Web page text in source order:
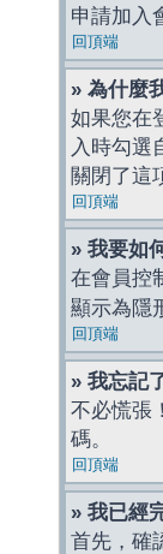
申請加入
回頂端
» 為什麼
如果您在
入時勾選
關閉了這
回頂端
» 我要如
在會員控
顯示為隱
回頂端
» 我忘記
不必慌張
碼。
回頂端
» 我已經
首先，確